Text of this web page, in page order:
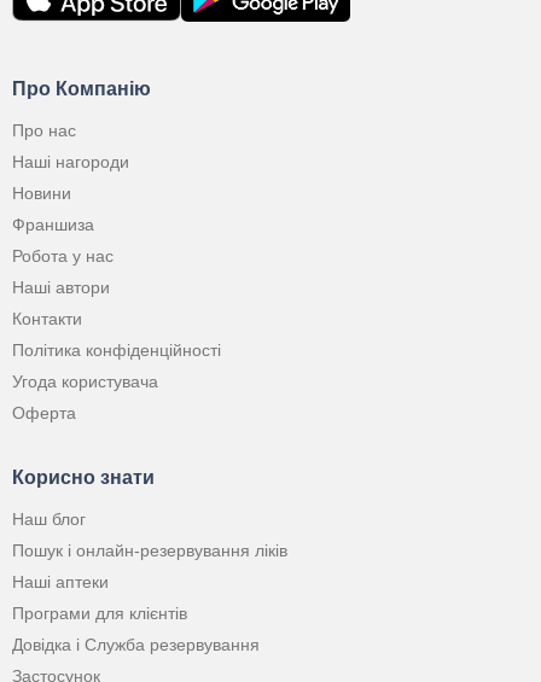
Про Компанію
Про нас
Наші нагороди
Новини
Франшиза
Робота у нас
Наші автори
Контакти
Політика конфіденційності
Угода користувача
Оферта
Корисно знати
Наш блог
Пошук і онлайн-резервування ліків
Наші аптеки
Програми для клієнтів
Довідка і Служба резервування
Застосунок